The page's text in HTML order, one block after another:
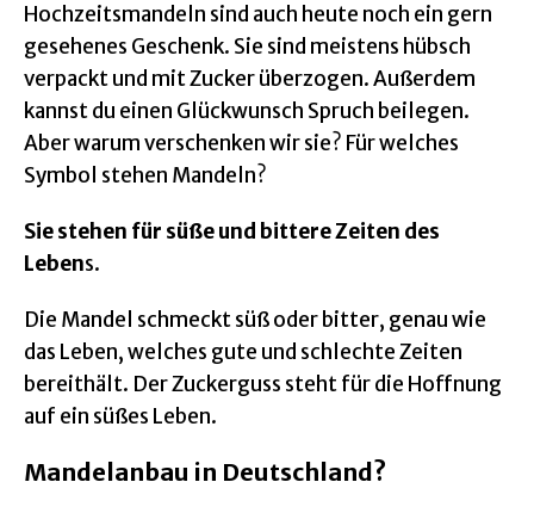
Hochzeitsmandeln sind auch heute noch ein gern
gesehenes Geschenk. Sie sind meistens hübsch
verpackt und mit Zucker überzogen. Außerdem
kannst du einen Glückwunsch Spruch beilegen.
Aber warum verschenken wir sie? Für welches
Symbol stehen Mandeln?
Sie stehen für süße und bittere Zeiten des
Lebens.
Die Mandel schmeckt süß oder bitter, genau wie
das Leben, welches gute und schlechte Zeiten
bereithält. Der Zuckerguss steht für die Hoffnung
auf ein süßes Leben.
Mandelanbau in Deutschland?